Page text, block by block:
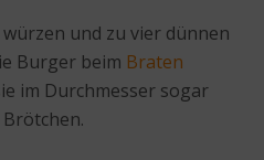
und zu vier dünnen
Burger beim Braten
im Durchmesser sogar